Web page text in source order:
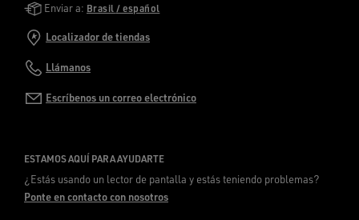
Golden Goose Services
Enviar a: Brasil / español
Localizador de tiendas
Llámanos
Escríbenos un correo electrónico
ESTAMOS AQUÍ PARA AYUDARTE
¿Estás usando un lector de pantalla y estás teniendo problemas?
Ponte en contacto con nosotros